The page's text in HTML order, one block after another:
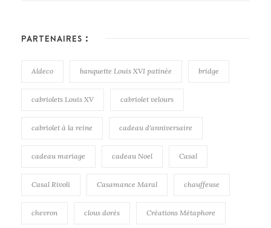
PARTENAIRES :
Aldeco banquette Louis XVI patinée bridge
cabriolets Louis XV cabriolet velours
cabriolet à la reine cadeau d'anniversaire
cadeau mariage cadeau Noel Casal
Casal Rivoli Casamance Maral chauffeuse
chevron clous dorés Créations Métaphore